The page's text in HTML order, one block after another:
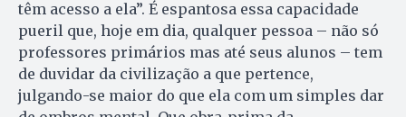
têm acesso a ela”. É espantosa essa capacidade
pueril que, hoje em dia, qualquer pessoa – não só
professores primários mas até seus alunos – tem
de duvidar da civilização a que pertence,
julgando-se maior do que ela com um simples dar